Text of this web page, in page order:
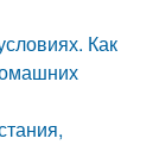
Как